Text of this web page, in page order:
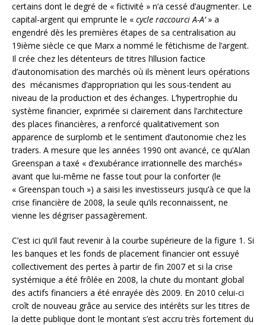
certains dont le degré de « fictivité » n’a cessé d’augmenter. Le
capital-argent qui emprunte le « cycle raccourci A-A’» a
engendré dès les premières étapes de sa centralisation au
19ième siècle ce que Marx a nommé le fétichisme de l’argent.
Il crée chez les détenteurs de titres l’illusion factice
d’autonomisation des marchés où ils mènent leurs opérations
des mécanismes d’appropriation qui les sous-tendent au
niveau de la production et des échanges. L’hypertrophie du
système financier, exprimée si clairement dans l’architecture
des places financières, a renforcé qualitativement son
apparence de surplomb et le sentiment d’autonomie chez les
traders. A mesure que les années 1990 ont avancé, ce qu’Alan
Greenspan a taxé « d’exubérance irrationnelle des marchés»
avant que lui-même ne fasse tout pour la conforter (le
« Greenspan touch ») a saisi les investisseurs jusqu’à ce que la
crise financière de 2008, la seule qu’ils reconnaissent, ne
vienne les dégriser passagèrement.
C’est ici qu’il faut revenir à la courbe supérieure de la figure 1. Si
les banques et les fonds de placement financier ont essuyé
collectivement des pertes à partir de fin 2007 et si la crise
systémique a été frôlée en 2008, la chute du montant global
des actifs financiers a été enrayée dès 2009. En 2010 celui-ci
croît de nouveau grâce au service des intérêts sur les titres de
la dette publique dont le montant s’est accru très fortement du